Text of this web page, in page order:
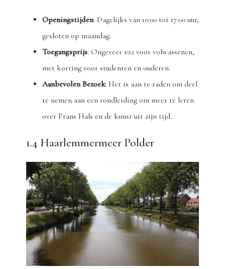
Openingstijden: Dagelijks van 10:00 tot 17:00 uur,
gesloten op maandag.
Toegangsprijs: Ongeveer €12 voor volwassenen,
met korting voor studenten en ouderen.
Aanbevolen Bezoek: Het is aan te raden om deel
te nemen aan een rondleiding om meer te leren
over Frans Hals en de kunst uit zijn tijd.
1.4 Haarlemmermeer Polder